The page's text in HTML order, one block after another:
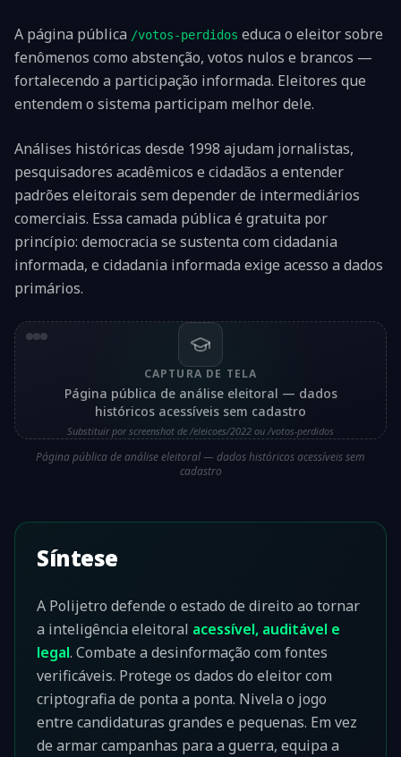
A página pública /votos-perdidos educa o eleitor sobre
fenômenos como abstenção, votos nulos e brancos —
fortalecendo a participação informada. Eleitores que
entendem o sistema participam melhor dele.
Análises históricas desde 1998 ajudam jornalistas,
pesquisadores acadêmicos e cidadãos a entender
padrões eleitorais sem depender de intermediários
comerciais. Essa camada pública é gratuita por
princípio: democracia se sustenta com cidadania
informada, e cidadania informada exige acesso a dados
primários.
CAPTURA DE TELA
Página pública de análise eleitoral — dados
históricos acessíveis sem cadastro
Substituir por screenshot de /eleicoes/2022 ou /votos-perdidos
Página pública de análise eleitoral — dados históricos acessíveis sem
cadastro
Síntese
A Polijetro defende o estado de direito ao tornar
a inteligência eleitoral acessível, auditável e
legal. Combate a desinformação com fontes
verificáveis. Protege os dados do eleitor com
criptografia de ponta a ponta. Nivela o jogo
entre candidaturas grandes e pequenas. Em vez
de armar campanhas para a guerra, equipa a